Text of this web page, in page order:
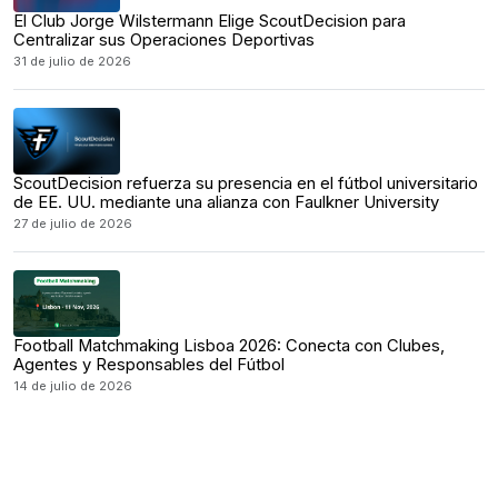
El Club Jorge Wilstermann Elige ScoutDecision para
Centralizar sus Operaciones Deportivas
31 de julio de 2026
ScoutDecision refuerza su presencia en el fútbol universitario
de EE. UU. mediante una alianza con Faulkner University
27 de julio de 2026
Football Matchmaking Lisboa 2026: Conecta con Clubes,
Agentes y Responsables del Fútbol
14 de julio de 2026